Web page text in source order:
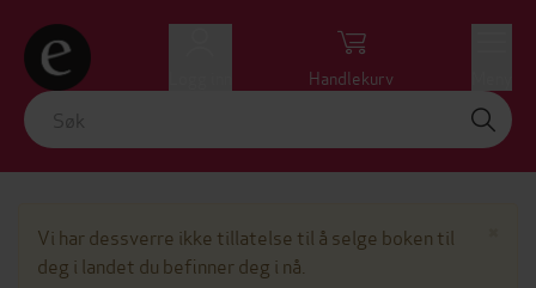
Handlekurv
Vi har dessverre ikke tillatelse til å selge boken til
deg i landet du befinner deg i nå.